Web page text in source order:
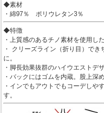
◆素材
・綿97％ ポリウレタン3％
◆特徴
・上質感のあるチノ素材を使用し
・ クリーズライン（折り目）で
に。
・脚長効果抜群のハイウエストデ
・バックにはゴムを内蔵。股上深
・インでもアウトでもコーデしや
す。